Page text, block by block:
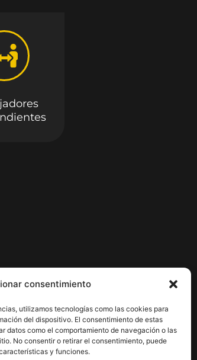
consentimiento
utilizamos tecnologías como las cookies para
del dispositivo. El consentimiento de estas
datos como el comportamiento de navegación o las
No consentir o retirar el consentimiento, puede
y funciones.